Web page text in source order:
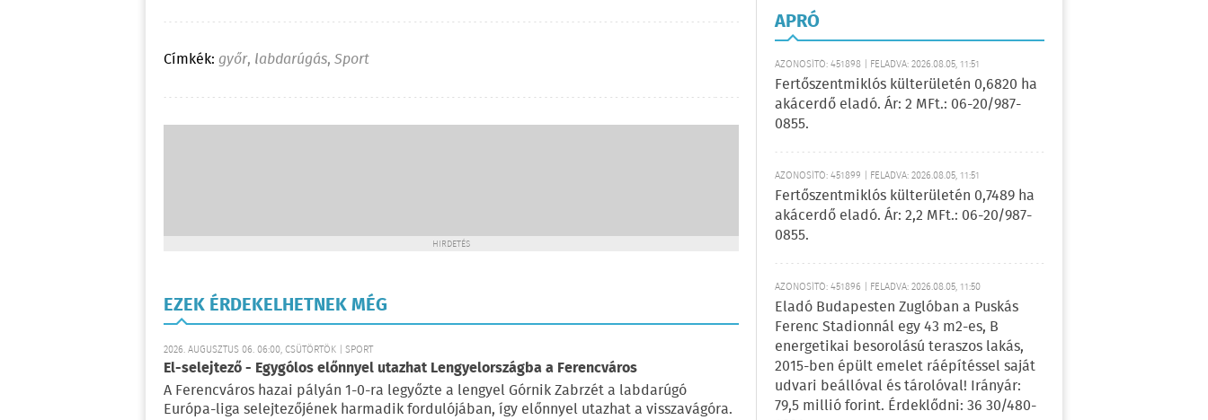
Címkék: győr, labdarúgás, Sport
HIRDETÉS
EZEK ÉRDEKELHETNEK MÉG
2026. AUGUSZTUS 06. 06:00, CSÜTÖRTÖK | SPORT
El-selejtező - Egygólos előnnyel utazhat Lengyelországba a Ferencváros
A Ferencváros hazai pályán 1-0-ra legyőzte a lengyel Górnik Zabrzét a labdarúgó
Európa-liga selejtezőjének harmadik fordulójában, így előnnyel utazhat a visszavágóra.
APRÓ
AZONOSÍTÓ: 451898 | FELADVA: 2026.08.05, 11:51
Fertőszentmiklós külterületén 0,6820 ha
akácerdő eladó. Ár: 2 MFt.: 06-20/987-
0855.
AZONOSÍTÓ: 451899 | FELADVA: 2026.08.05, 11:51
Fertőszentmiklós külterületén 0,7489 ha
akácerdő eladó. Ár: 2,2 MFt.: 06-20/987-
0855.
AZONOSÍTÓ: 451896 | FELADVA: 2026.08.05, 11:50
Eladó Budapesten Zuglóban a Puskás
Ferenc Stadionnál egy 43 m2-es, B
energetikai besorolású teraszos lakás,
2015-ben épült emelet ráépítéssel saját
udvari beállóval és tárolóval! Irányár:
79,5 millió forint. Érdeklődni: 36 30/480-